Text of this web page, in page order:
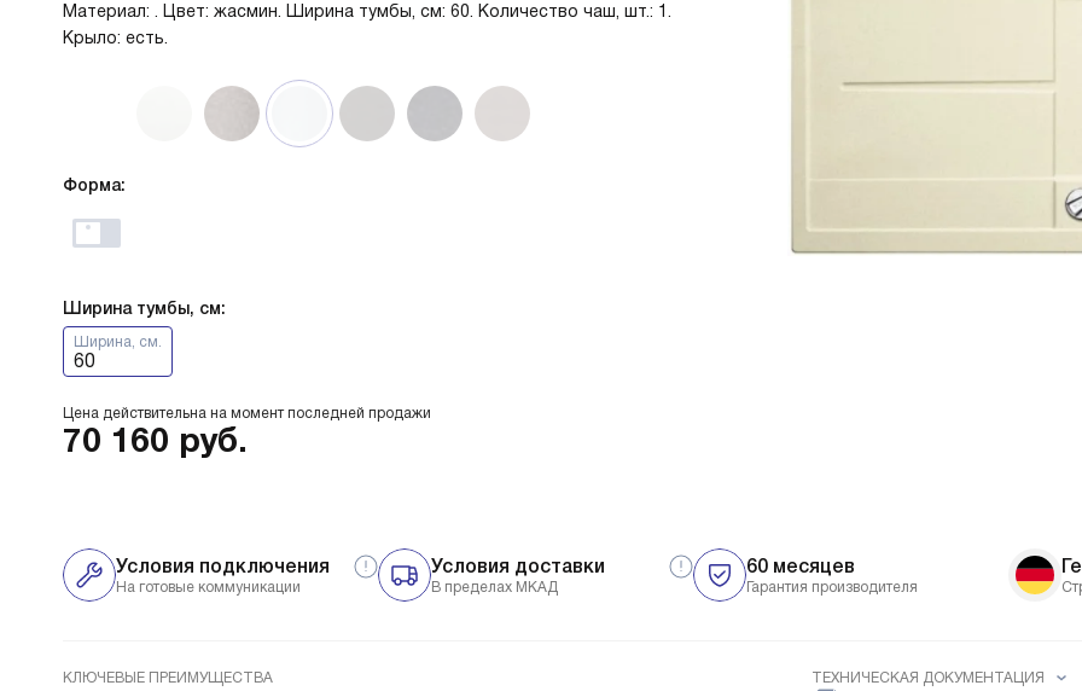
Материал: . Цвет: жасмин. Ширина тумбы, см: 60. Количество чаш, шт.: 1.
Крыло: есть.
Форма:
Ширина тумбы, см:
Ширина, см.
60
Цена действительна на момент последней продажи
70 160 руб.
Условия доставки
В пределах МКАД
60 месяцев
Гарантия производителя
Условия подключения
На готовые коммуникации
КЛЮЧЕВЫЕ ПРЕИМУЩЕСТВА ТЕХНИЧЕСКАЯ ДОКУМЕНТАЦИЯ